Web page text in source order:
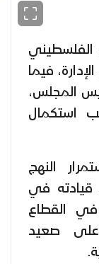
الفلسطيني
فيما
المجلس،
استكمال
النهج
قيادته في
القطاع
على صعيد